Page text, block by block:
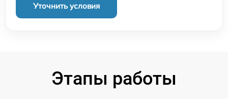
Уточнить условия
Этапы работы